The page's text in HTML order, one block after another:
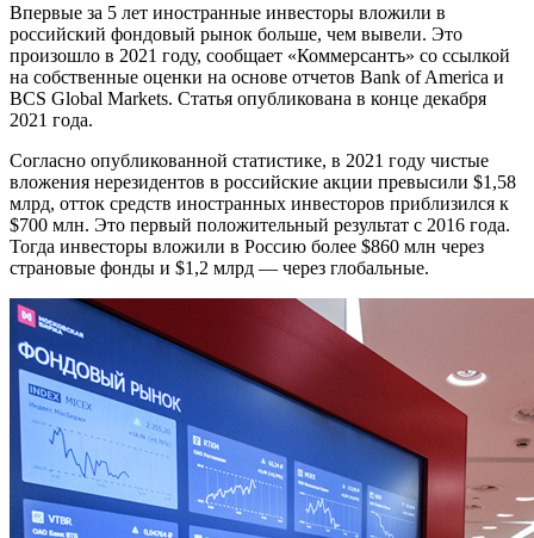
Впервые за 5 лет иностранные инвесторы вложили в
российский фондовый рынок больше, чем вывели. Это
произошло в 2021 году, сообщает «Коммерсантъ» со ссылкой
на собственные оценки на основе отчетов Bank of America и
BCS Global Markets. Статья опубликована в конце декабря
2021 года.
Согласно опубликованной статистике, в 2021 году чистые
вложения нерезидентов в российские акции превысили $1,58
млрд, отток средств иностранных инвесторов приблизился к
$700 млн. Это первый положительный результат с 2016 года.
Тогда инвесторы вложили в Россию более $860 млн через
страновые фонды и $1,2 млрд — через глобальные.